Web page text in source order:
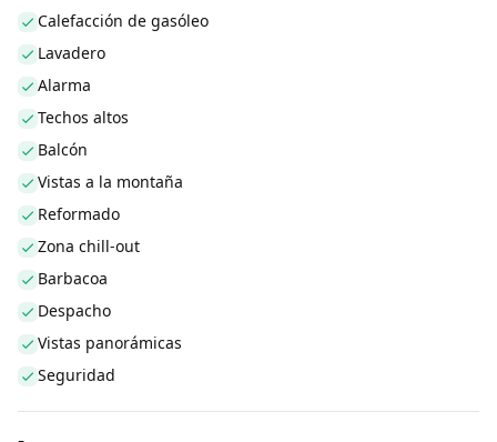
Calefacción de gasóleo
Lavadero
Alarma
Techos altos
Balcón
Vistas a la montaña
Reformado
Zona chill-out
Barbacoa
Despacho
Vistas panorámicas
Seguridad